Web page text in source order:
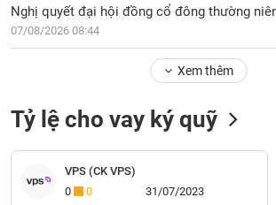
Nghị quyết đại hội đồng cổ đông thường
07/08/2026 08:44
Xem thêm
Tỷ lệ cho vay ký quỹ
VPS (CK VPS)
0
0 31/07/2023